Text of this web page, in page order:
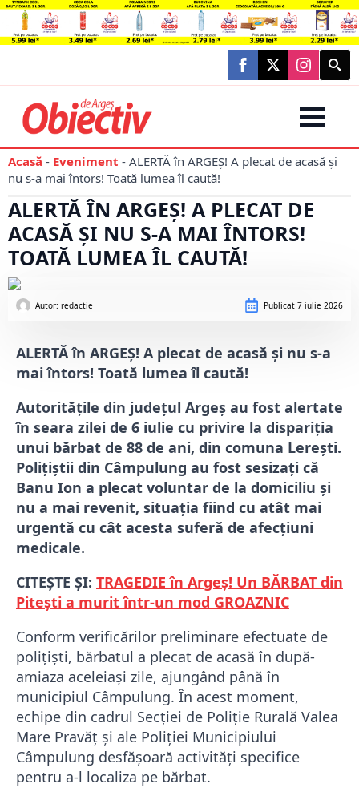
Search
for:
Acasă - Eveniment - ALERTĂ în ARGEȘ! A plecat de acasă și
nu s-a mai întors! Toată lumea îl caută!
ALERTĂ ÎN ARGEȘ! A PLECAT DE
ACASĂ ȘI NU S-A MAI ÎNTORS!
TOATĂ LUMEA ÎL CAUTĂ!
Autor: redactie Publicat 7 iulie 2026
ALERTĂ în ARGEȘ! A plecat de acasă și nu s-a
mai întors! Toată lumea îl caută!
Autoritățile din județul Argeș au fost alertate
în seara zilei de 6 iulie cu privire la dispariția
unui bărbat de 88 de ani, din comuna Lerești.
Polițiștii din Câmpulung au fost sesizați că
Banu Ion a plecat voluntar de la domiciliu și
nu a mai revenit, situația fiind cu atât mai
urgentă cu cât acesta suferă de afecțiuni
medicale.
CITEȘTE ȘI: TRAGEDIE în Argeș! Un BĂRBAT din
Pitești a murit într-un mod GROAZNIC
Conform verificărilor preliminare efectuate de
polițiști, bărbatul a plecat de acasă în după-
amiaza aceleiași zile, ajungând până în
municipiul Câmpulung. În acest moment,
echipe din cadrul Secției de Poliție Rurală Valea
Mare Pravăț și ale Poliției Municipiului
Câmpulung desfășoară activități specifice
pentru a-l localiza pe bărbat.